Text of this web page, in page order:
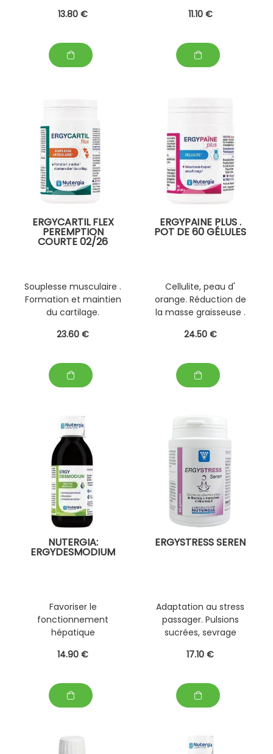
13.80 € 11.10 €
ERGYCARTIL FLEX
PEREMPTION
COURTE 02/26
Souplesse musculaire .
Formation et maintien
du cartilage.
23.60 €
ERGYPAÏNE PLUS .
POT DE 60 GÉLULES
Cellulite, peau d'
orange. Réduction de
la masse graisseuse .
24.50 €
NUTERGIA:
ERGYDESMODIUM
Favoriser le
fonctionnement
hépatique
14.90 €
ERGYSTRESS SEREN
Adaptation au stress
passager. Pulsions
sucrées, sevrage
17.10 €